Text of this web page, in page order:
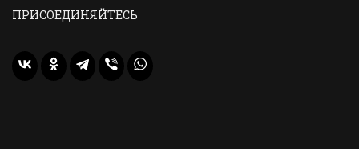
ПРИСОЕДИНЯЙТЕСЬ